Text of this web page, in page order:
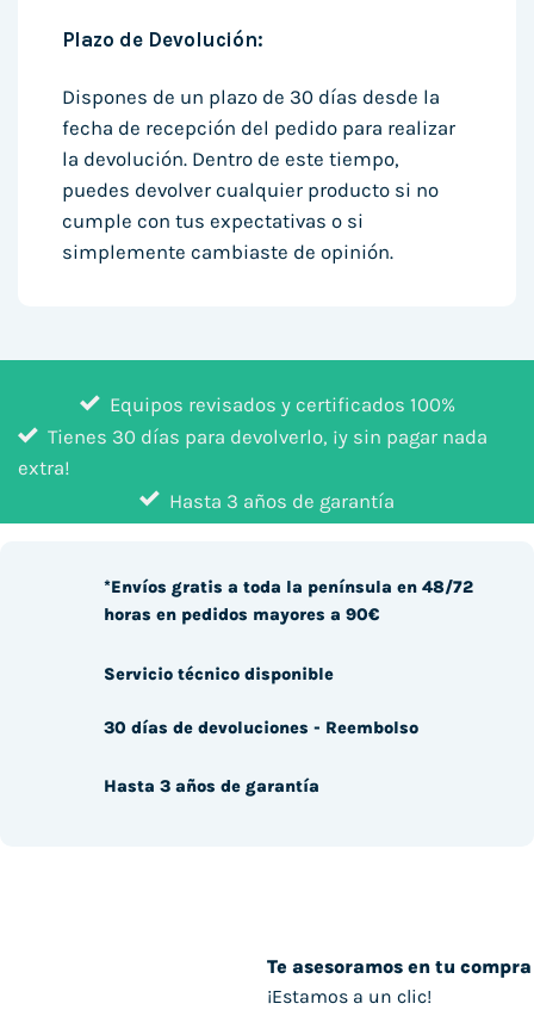
Plazo de Devolución:
Dispones de un plazo de 30 días desde la
fecha de recepción del pedido para realizar
la devolución. Dentro de este tiempo,
puedes devolver cualquier producto si no
cumple con tus expectativas o si
simplemente cambiaste de opinión.
Equipos revisados y certificados 100%
Tienes 30 días para devolverlo, ¡y sin pagar nada
extra!
Hasta 3 años de garantía
Te asesoramos en tu compra
¡Estamos a un clic!
*Envíos gratis a toda la península en 48/72
horas en pedidos mayores a 90€
Servicio técnico disponible
30 días de devoluciones - Reembolso
Hasta 3 años de garantía